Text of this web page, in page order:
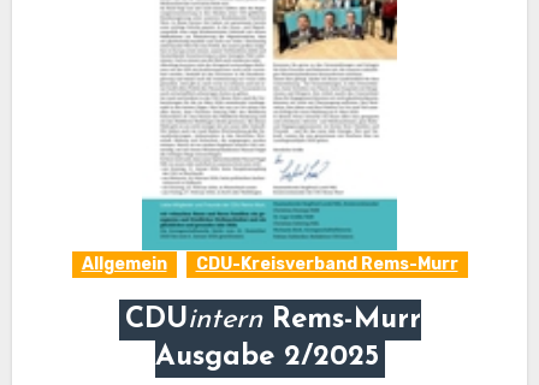
Allgemein CDU-Kreisverband Rems-Murr
CDUinternRems-Murr
Ausgabe 2/2025